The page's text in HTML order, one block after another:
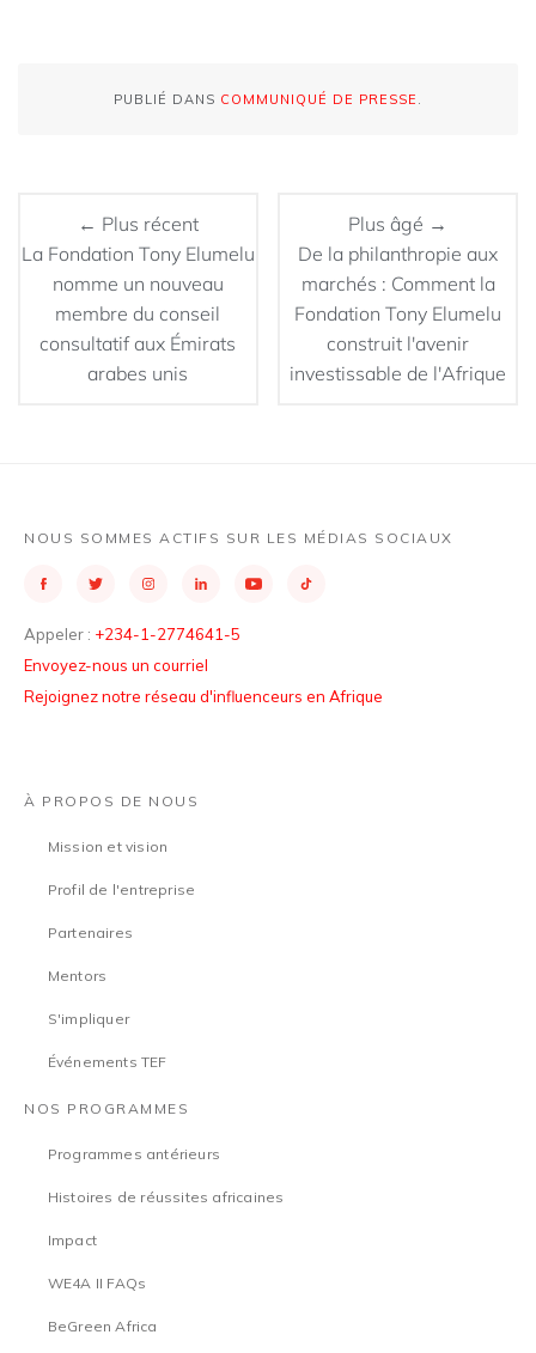
PUBLIÉ DANS COMMUNIQUÉ DE PRESSE .
← Plus récent
La Fondation Tony Elumelu
nomme un nouveau
membre du conseil
consultatif aux Émirats
arabes unis
Plus âgé →
De la philanthropie aux
marchés : Comment la
Fondation Tony Elumelu
construit l'avenir
investissable de l'Afrique
NOUS SOMMES ACTIFS SUR LES MÉDIAS SOCIAUX
Appeler : +234-1-2774641-5
Envoyez-nous un courriel
Rejoignez notre réseau d'influenceurs en Afrique
À PROPOS DE NOUS
Mission et vision
Profil de l'entreprise
Partenaires
Mentors
S'impliquer
Événements TEF
NOS PROGRAMMES
Programmes antérieurs
Histoires de réussites africaines
Impact
WE4A II FAQs
BeGreen Africa